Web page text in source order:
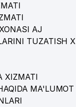
AJ
TUZATISH
XIZMATI
MA'LUMOT